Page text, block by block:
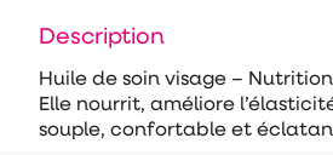
Description
Huile de soin visage –
Elle nourrit, améliore
souple, confortable et